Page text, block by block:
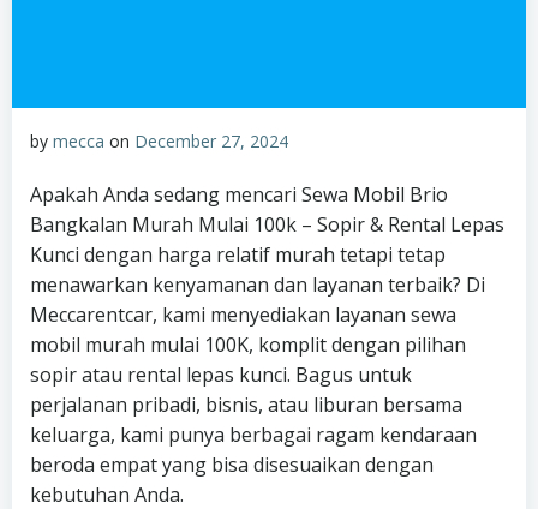
by mecca on December 27, 2024
Apakah Anda sedang mencari Sewa Mobil Brio
Bangkalan Murah Mulai 100k – Sopir & Rental Lepas
Kunci dengan harga relatif murah tetapi tetap
menawarkan kenyamanan dan layanan terbaik? Di
Meccarentcar, kami menyediakan layanan sewa
mobil murah mulai 100K, komplit dengan pilihan
sopir atau rental lepas kunci. Bagus untuk
perjalanan pribadi, bisnis, atau liburan bersama
keluarga, kami punya berbagai ragam kendaraan
beroda empat yang bisa disesuaikan dengan
kebutuhan Anda.